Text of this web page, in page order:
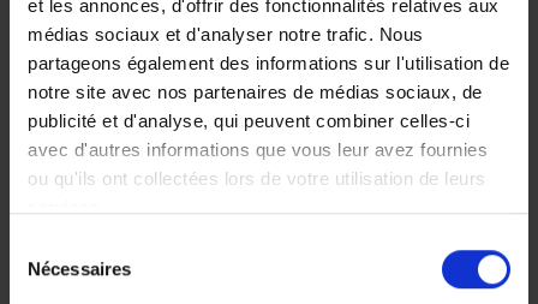
et les annonces, d'offrir des fonctionnalités relatives aux
médias sociaux et d'analyser notre trafic. Nous
partageons également des informations sur l'utilisation de
notre site avec nos partenaires de médias sociaux, de
publicité et d'analyse, qui peuvent combiner celles-ci
avec d'autres informations que vous leur avez fournies
ou qu'ils ont collectées lors de votre utilisation de leurs
Nécessaires
Tous les trésors cachés
des parcs de Talampaya
et Ischigualasto, un nord
ouest complet !
18 jours, à partir de 5
700 €
Voyage Argentine
Autotour